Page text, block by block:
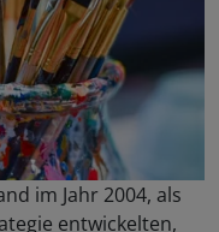
im Jahr 2004, als
entwickelten,